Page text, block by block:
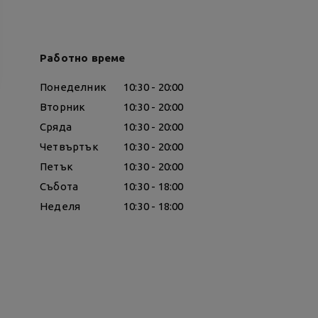
Работно време
Понеделник
10:30 - 20:00
Вторник
10:30 - 20:00
Сряда
10:30 - 20:00
Четвъртък
10:30 - 20:00
Петък
10:30 - 20:00
Събота
10:30 - 18:00
Неделя
10:30 - 18:00